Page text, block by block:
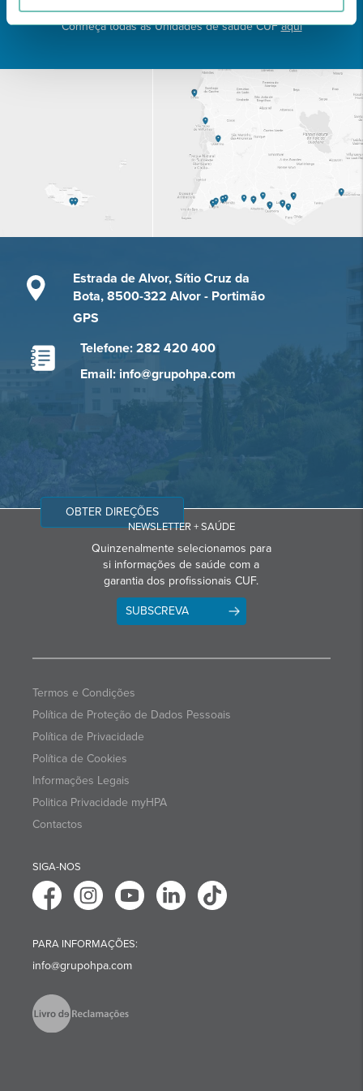
Conheça todas as Unidades de saúde CUFaqui
Estrada de Alvor, Sítio Cruz da
Bota, 8500-322 Alvor - Portimão
GPS
Telefone: 282 420 400
Email: info@grupohpa.com
OBTER DIREÇÕES
NEWSLETTER + SAÚDE
Quinzenalmente selecionamos para
si informações de saúde com a
garantia dos profissionais CUF.
SUBSCREVA
Termos e Condições
Política de Proteção de Dados Pessoais
Política de Privacidade
Política de Cookies
Informações Legais
Politica Privacidade myHPA
Contactos
SIGA-NOS
PARA INFORMAÇÕES:
info@grupohpa.com